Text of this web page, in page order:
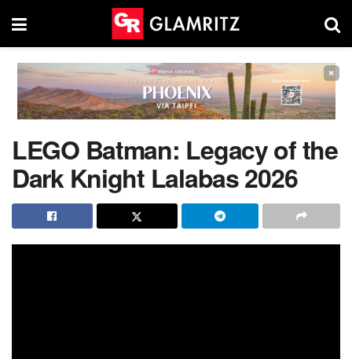
×
LEGO Batman: Legacy of the
Dark Knight Lalabas 2026